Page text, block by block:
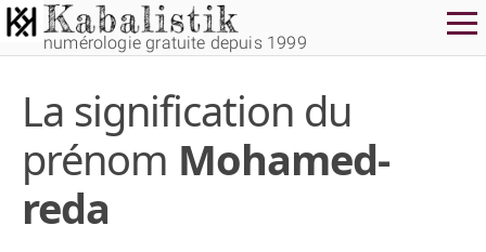
numérologie gratuite depuis 1999
La signification du
prénom Mohamed-
reda